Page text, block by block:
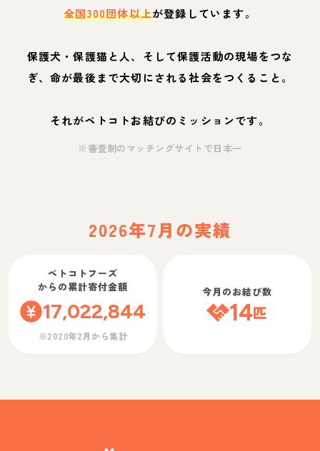
全国300団体以上が登録しています。
保護犬・保護猫と人、そして保護活動の現場をつな
ぎ、命が最後まで大切にされる社会をつくること。
それがペトコトお結びのミッションです。
※審査制のマッチングサイトで日本一
2026年7月の実績
ペトコトフーズ
からの累計寄付金額
17,022,844
※2020年2月から集計
今月のお結び数
14匹